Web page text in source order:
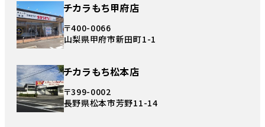
チカラもち甲府店
〒400-0066
山梨県甲府市新田町1-1
チカラもち松本店
〒399-0002
長野県松本市芳野11-14